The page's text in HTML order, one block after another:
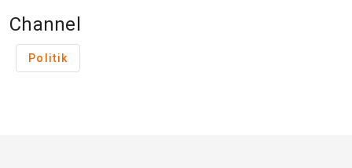
Channel
Politik